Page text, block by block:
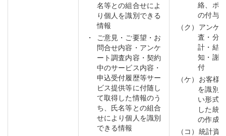
絡、ポ
の付与
（ク）アンケ
査・分
計・結
知・謝
付
（ケ）お客様
を識別
い形式
した統
の作成
（コ）統計資
名等との組合せによ
り個人を識別できる
情報
ご意見・ご要望・お
問合せ内容・アンケ
ート調査内容・契約
中のサービス内容・
申込受付履歴等サー
ビス提供等に付随し
て取得した情報のう
ち、氏名等との組合
せにより個人を識別
できる情報